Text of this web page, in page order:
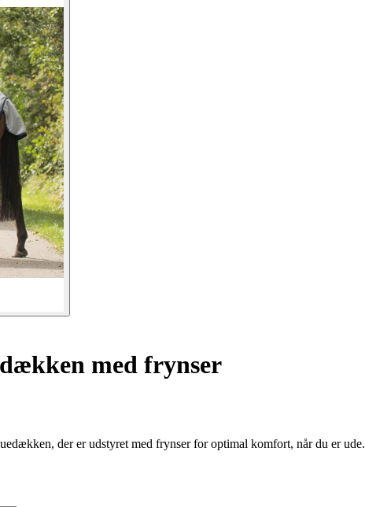
med frynser
der er udstyret med frynser for optimal komfort, når du er ude.